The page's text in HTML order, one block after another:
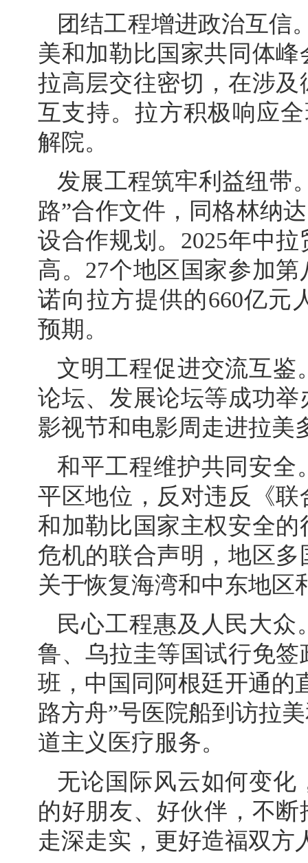
团结工程增进政治互信
美和加勒比国家共同体
拉高层交往密切，在涉
互支持。拉方积极响应
解院。
发展工程筑牢利益纽带
路”合作文件，同格林纳
设合作规划。2025年中
高。27个地区国家参加
诺向拉方提供的660亿元
预期。
文明工程促进交流互鉴
论坛、发展论坛等成功
影视节和电影周走进拉美
和平工程维护共同安全
平区地位，反对违反《
和加勒比国家主权安全
危机的联合声明，地区
关于恢复海湾和中东地区
民心工程惠及人民大
鲁、乌拉圭等国试行免
班，中国同阿根廷开通的
路方舟”号医院船到访拉
道主义医疗服务。
无论国际风云如何变化
的好朋友、好伙伴，不
走深走实，更好造福双方